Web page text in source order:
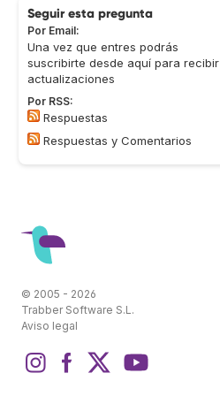
Seguir esta pregunta
Por Email:
Una vez que entres podrás
suscribirte desde aquí para recibir
actualizaciones
Por RSS:
Respuestas
Respuestas y Comentarios
© 2005 - 2026
Trabber Software S.L.
Aviso legal